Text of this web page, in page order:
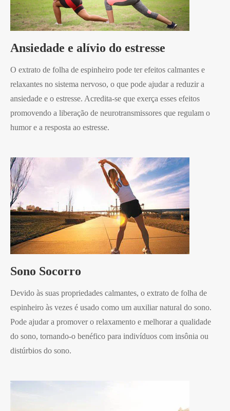
Ansiedade e alívio do estresse
O extrato de folha de espinheiro pode ter efeitos calmantes e
relaxantes no sistema nervoso, o que pode ajudar a reduzir a
ansiedade e o estresse. Acredita-se que exerça esses efeitos
promovendo a liberação de neurotransmissores que regulam o
humor e a resposta ao estresse.
Sono Socorro
Devido às suas propriedades calmantes, o extrato de folha de
espinheiro às vezes é usado como um auxiliar natural do sono.
Pode ajudar a promover o relaxamento e melhorar a qualidade
do sono, tornando-o benéfico para indivíduos com insônia ou
distúrbios do sono.